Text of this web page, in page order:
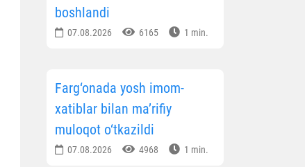
boshlandi
07.08.2026 6165 1 min.
Farg‘onada yosh imom-
xatiblar bilan ma’rifiy
muloqot o‘tkazildi
07.08.2026 4968 1 min.